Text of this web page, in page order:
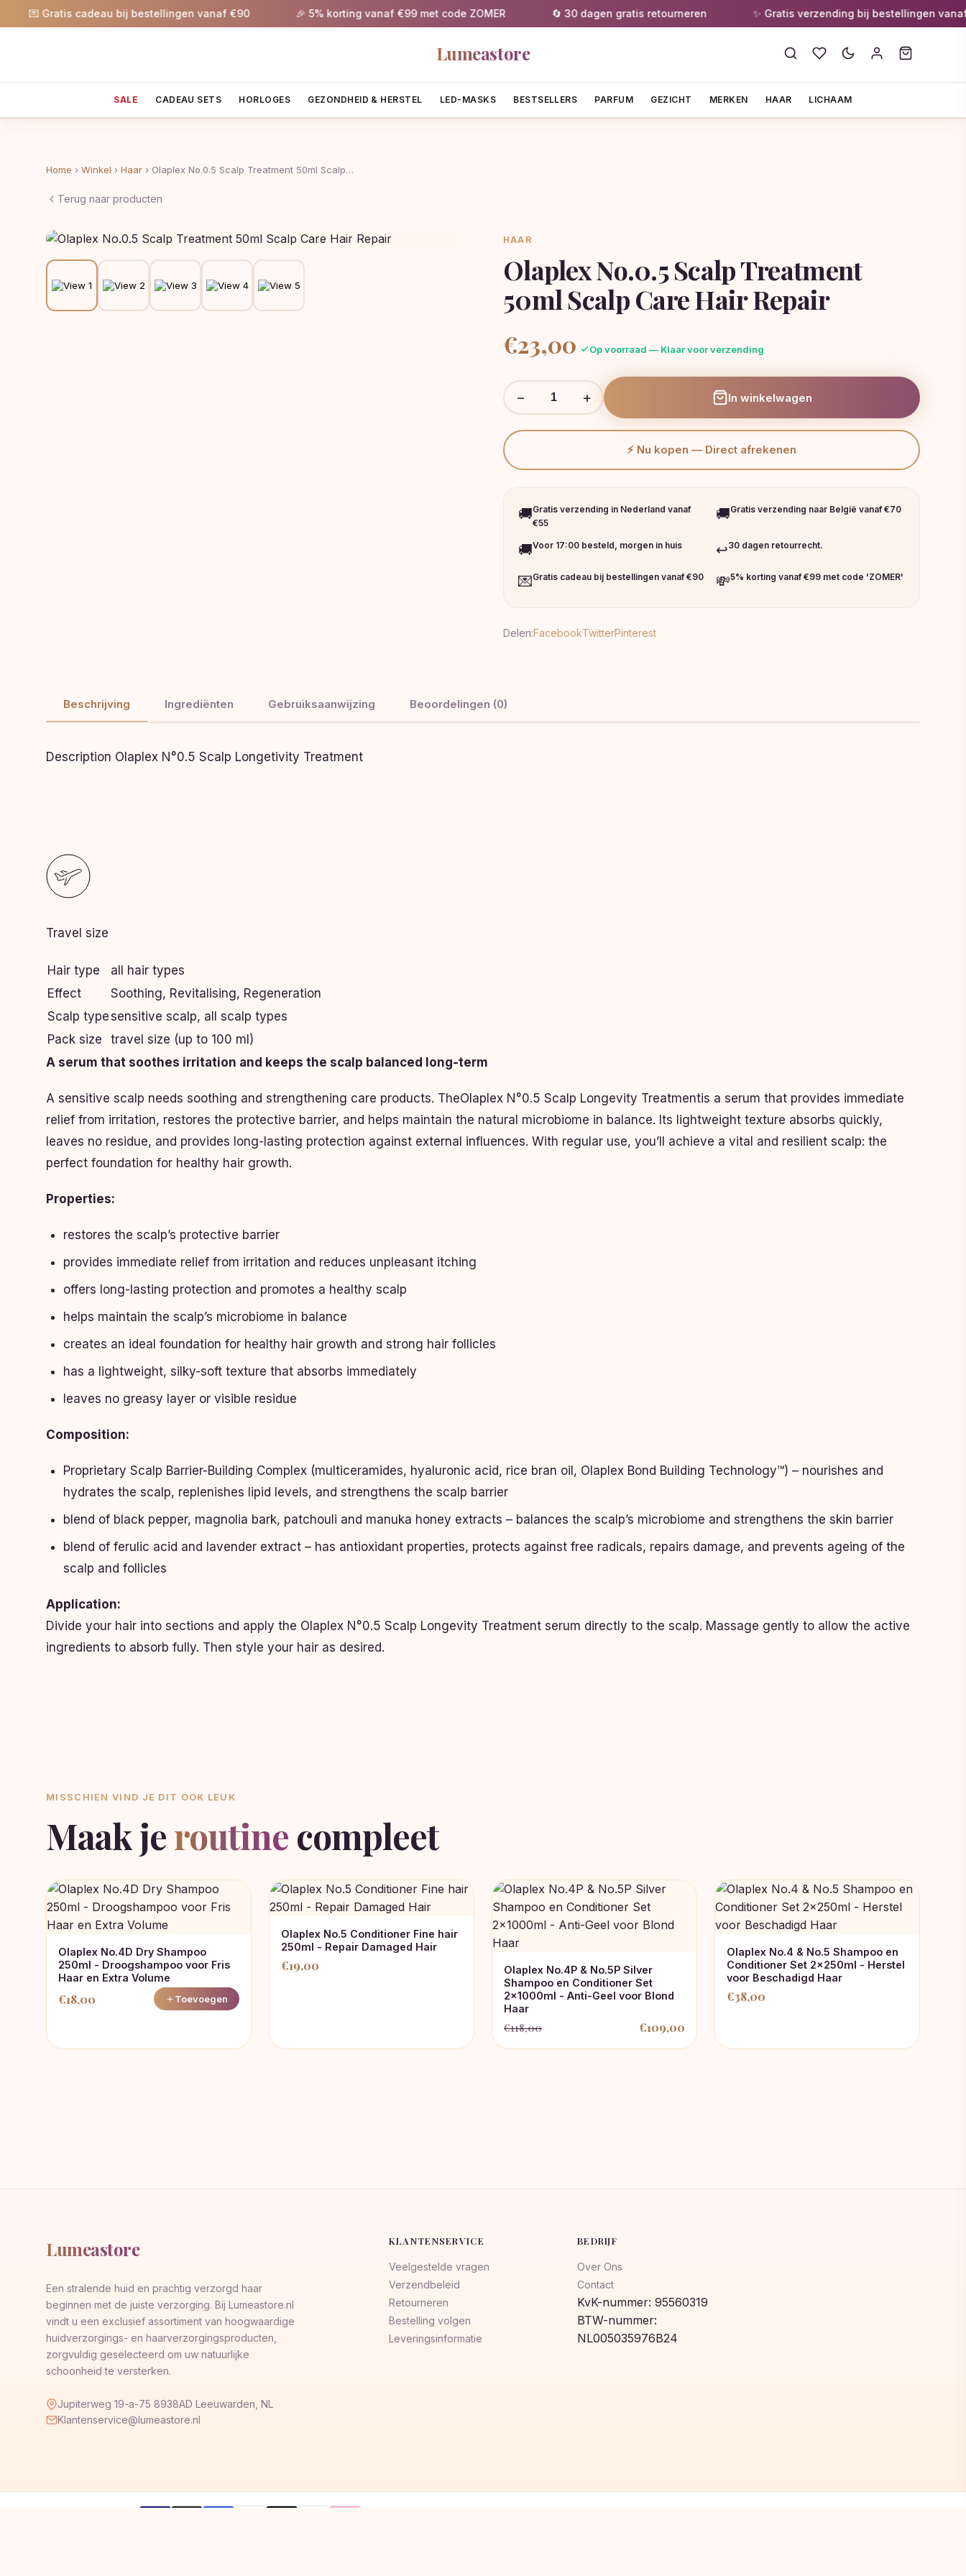
Gratis cadeau bij bestellingen vanaf €90 🎉 5% korting vanaf €99 met code ZOMER 🔄 30 dagen gratis retourneren ✨ Gratis verzending bij bestellingen vanaf €55
Lumeastore
SALE CADEAU SETS HORLOGES GEZONDHEID & HERSTEL LED-MASKS BESTSELLERS PARFUM GEZICHT MERKEN HAAR LICHAAM
Home › Winkel › Haar › Olaplex No.0.5 Scalp Treatment 50ml Scalp…
Terug naar producten
HAAR
Olaplex No.0.5 Scalp Treatment
50ml Scalp Care Hair Repair
€23,00 Op voorraad — Klaar voor verzending
− + In winkelwagen
⚡ Nu kopen — Direct afrekenen
🚚Gratis verzending in Nederland vanaf
€55
🚚Gratis verzending naar België vanaf €70
🚚Voor 17:00 besteld, morgen in huis ↩️30 dagen retourrecht.
💌Gratis cadeau bij bestellingen vanaf €90 💸5% korting vanaf €99 met code 'ZOMER'
Delen:FacebookTwitterPinterest
Beschrijving Ingrediënten Gebruiksaanwijzing Beoordelingen (0)
Description Olaplex N°0.5 Scalp Longetivity Treatment
Travel size
Hair type
all hair types
Effect
Soothing, Revitalising, Regeneration
Scalp typesensitive scalp, all scalp types
Pack size
travel size (up to 100 ml)
A serum that soothes irritation and keeps the scalp balanced long-term
A sensitive scalp needs soothing and strengthening care products. TheOlaplex N°0.5 Scalp Longevity Treatmentis a serum that provides immediate
relief from irritation, restores the protective barrier, and helps maintain the natural microbiome in balance. Its lightweight texture absorbs quickly,
leaves no residue, and provides long-lasting protection against external influences. With regular use, you’ll achieve a vital and resilient scalp: the
perfect foundation for healthy hair growth.
Properties:
restores the scalp’s protective barrier
provides immediate relief from irritation and reduces unpleasant itching
offers long-lasting protection and promotes a healthy scalp
helps maintain the scalp’s microbiome in balance
creates an ideal foundation for healthy hair growth and strong hair follicles
has a lightweight, silky-soft texture that absorbs immediately
leaves no greasy layer or visible residue
Composition:
Proprietary Scalp Barrier-Building Complex (multiceramides, hyaluronic acid, rice bran oil, Olaplex Bond Building Technology™) – nourishes and
hydrates the scalp, replenishes lipid levels, and strengthens the scalp barrier
blend of black pepper, magnolia bark, patchouli and manuka honey extracts – balances the scalp’s microbiome and strengthens the skin barrier
blend of ferulic acid and lavender extract – has antioxidant properties, protects against free radicals, repairs damage, and prevents ageing of the
scalp and follicles
Application:
Divide your hair into sections and apply the Olaplex N°0.5 Scalp Longevity Treatment serum directly to the scalp. Massage gently to allow the active
ingredients to absorb fully. Then style your hair as desired.
MISSCHIEN VIND JE DIT OOK LEUK
Maak jeroutine compleet
Olaplex No.4D Dry Shampoo
250ml - Droogshampoo voor Fris
Haar en Extra Volume
€18,00 Toevoegen
Olaplex No.5 Conditioner Fine hair
250ml - Repair Damaged Hair
€19,00
Olaplex No.4P & No.5P Silver
Shampoo en Conditioner Set
2x1000ml - Anti-Geel voor Blond
Haar
€118,00
Oorspronkelijke
prijs
€109,00
Huidige
prijs
Olaplex No.4 & No.5 Shampoo en
Conditioner Set 2x250ml - Herstel
voor Beschadigd Haar
€38,00
Lumeastore
Een stralende huid en prachtig verzorgd haar
beginnen met de juiste verzorging. Bij Lumeastore.nl
vindt u een exclusief assortiment van hoogwaardige
huidverzorgings- en haarverzorgingsproducten,
zorgvuldig geselecteerd om uw natuurlijke
schoonheid te versterken.
Jupiterweg 19-a-75 8938AD Leeuwarden, NL
Klantenservice@lumeastore.nl
KLANTENSERVICE
Veelgestelde vragen
Verzendbeleid
Retourneren
Bestelling volgen
Leveringsinformatie
BEDRIJF
Over Ons
Contact
KvK-nummer: 95560319
BTW-nummer:
NL005035976B24